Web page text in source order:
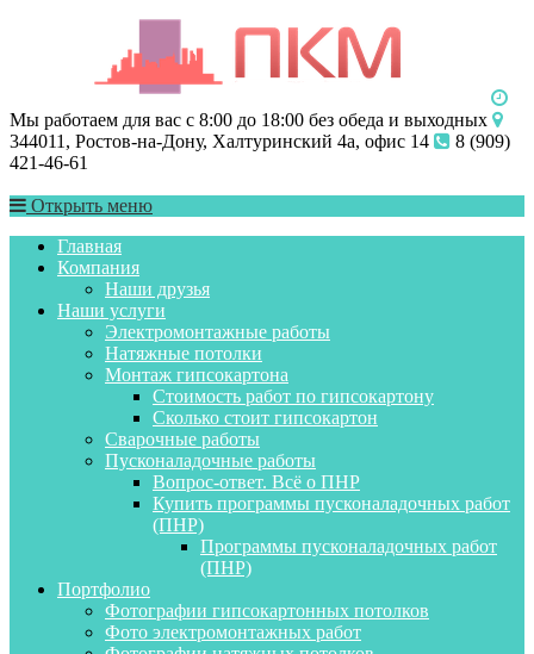
Мы работаем для вас с 8:00 до 18:00 без обеда и выходных
344011, Ростов-на-Дону, Халтуринский 4а, офис 14
8 (909)
421-46-61
Открыть меню
Главная
Компания
Наши друзья
Наши услуги
Электромонтажные работы
Натяжные потолки
Монтаж гипсокартона
Стоимость работ по гипсокартону
Сколько стоит гипсокартон
Сварочные работы
Пусконаладочные работы
Вопрос-ответ. Всё о ПНР
Купить программы пусконаладочных работ
(ПНР)
Программы пусконаладочных работ
(ПНР)
Портфолио
Фотографии гипсокартонных потолков
Фото электромонтажных работ